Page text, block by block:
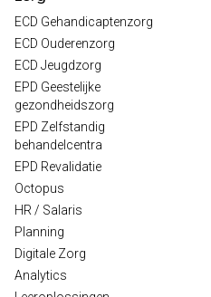
ECD Gehandicaptenzorg
ECD Ouderenzorg
ECD Jeugdzorg
EPD Geestelijke
gezondheidszorg
EPD Zelfstandig
behandelcentra
EPD Revalidatie
Octopus
HR / Salaris
Planning
Digitale Zorg
Analytics